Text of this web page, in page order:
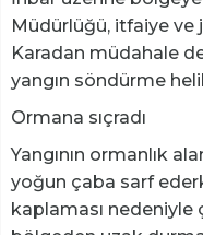
Müdürlüğü, itfaiye
Karadan müdahale
yangın söndürme
Ormana sıçradı
Yangının ormanlık
yoğun çaba sarf
kaplaması